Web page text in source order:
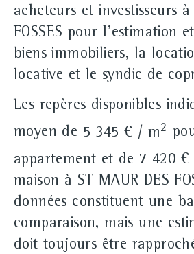
acheteurs et investisseurs à
FOSSES pour l'estimation
biens immobiliers, la
locative et le syndic de
Les repères disponibles
moyen de 5 345 € / m2
appartement et de 7 420 €
maison à ST MAUR DES
données constituent une
comparaison, mais une
doit toujours être